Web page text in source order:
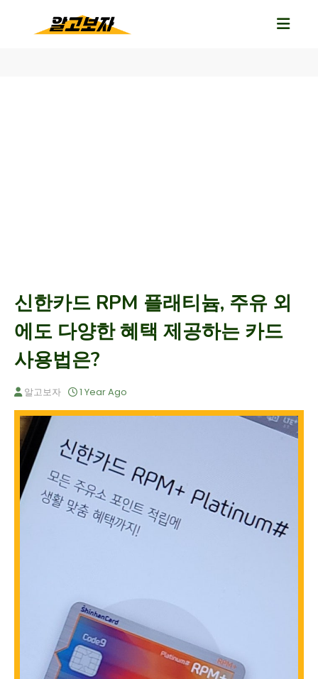
신한카드 RPM 플래티늄, 주유 외
에도 다양한 혜택 제공하는 카드
사용법은?
알고보자 1 Year Ago